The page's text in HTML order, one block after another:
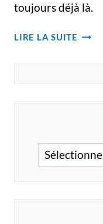
toujours déjà là.
LIRE LA SUITE SI
Catégories